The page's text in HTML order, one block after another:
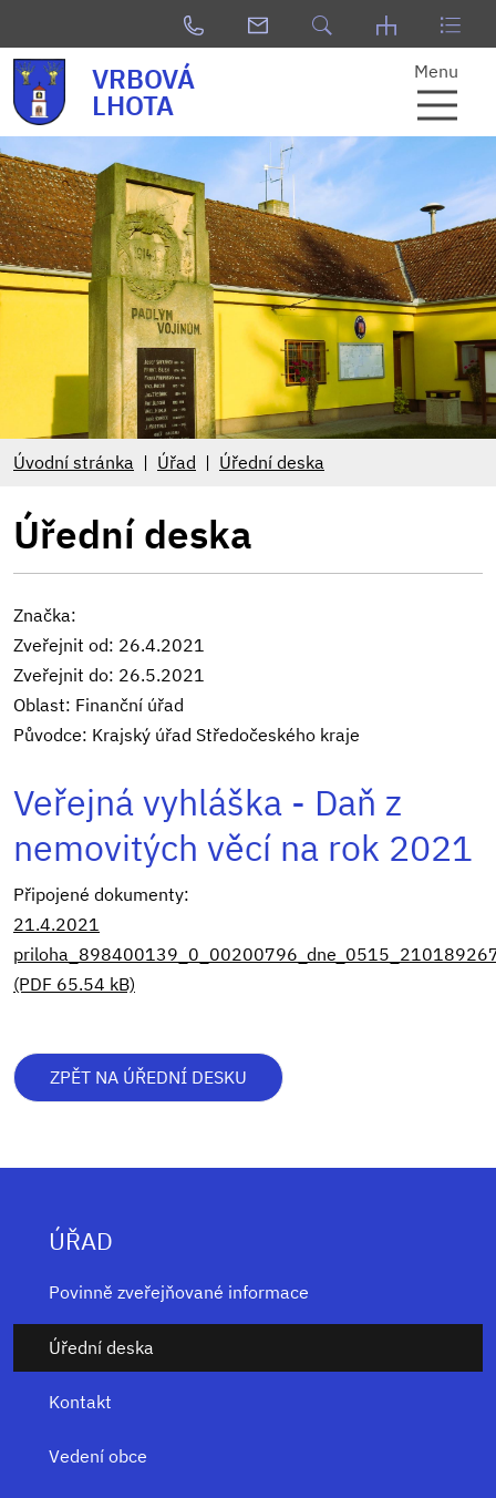
VRBOVÁ
LHOTA
Menu
Úvodní stránka Úřad Úřední deska
Úřední deska
Značka:
Zveřejnit od: 26.4.2021
Zveřejnit do: 26.5.2021
Oblast: Finanční úřad
Původce: Krajský úřad Středočeského kraje
Veřejná vyhláška - Daň z
nemovitých věcí na rok 2021
Připojené dokumenty:
21.4.2021
(PDF 65.54 kB)
ZPĚT NA ÚŘEDNÍ DESKU
ÚŘAD
Povinně zveřejňované informace
Úřední deska
Kontakt
Vedení obce